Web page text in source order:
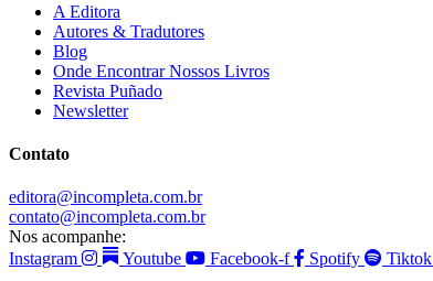
A Editora
Autores & Tradutores
Blog
Onde Encontrar Nossos Livros
Revista Puñado
Newsletter
Contato
editora@incompleta.com.br
contato@incompleta.com.br
Nos acompanhe:
Instagram
Youtube Facebook-f Spotify Tiktok